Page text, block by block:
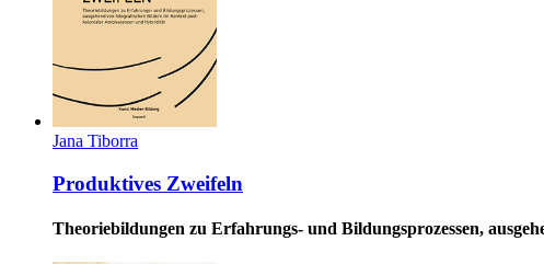
Jana Tiborra
Produktives Zweifeln
Theoriebildungen zu Erfahrungs- und Bildungsprozessen,